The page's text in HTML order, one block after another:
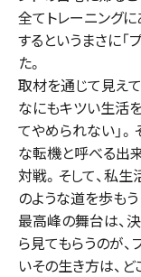
全てトレーニング
するというまさに
た。
取材を通じて見え
なにもキツい生活
てやめられない」
な転機と呼べる出
対戦。そして、私
のような道を歩もう
最高峰の舞台は、
ら見てもらうのが、
いその生き方は、ど